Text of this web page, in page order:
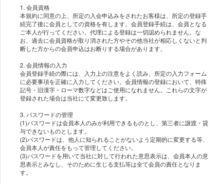
1. 会員資格
本規約に同意の上、所定の入会申込みをされたお客様は、所定の登録手
続完了後に会員としての資格を有します。会員登録手続は、会員となる
ご本人が行ってください。代理による登録は一切認められません。な
お、過去に会員資格が取り消された方やその他当社が相応しくないと判
断した方からの会員申込はお断りする場合があります。
2. 会員情報の入力
会員登録手続の際には、入力上の注意をよく読み、所定の入力フォーム
に必要事項を正確に入力してください。会員情報の登録において、特殊
記号・旧漢字・ローマ数字などはご使用になれません。これらの文字が
登録された場合は当社にて変更致します。
3. パスワードの管理
(1)パスワードは会員本人のみが利用できるものとし、第三者に譲渡・貸
与できないものとします。
(2)パスワードは、他人に知られることがないよう定期的に変更する等、
会員本人が責任をもって管理してください。
(3)パスワードを用いて当社に対して行われた意思表示は、会員本人の意
思表示とみなし、そのために生じる支払等は全て会員の責任となりま
す。